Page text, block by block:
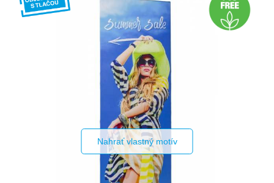
Nahrať vlastný motív